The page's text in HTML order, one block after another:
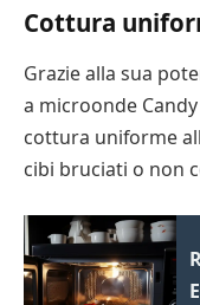
Cottura
Grazie alla sua
a microonde
cottura uniforme
cibi bruciati o non